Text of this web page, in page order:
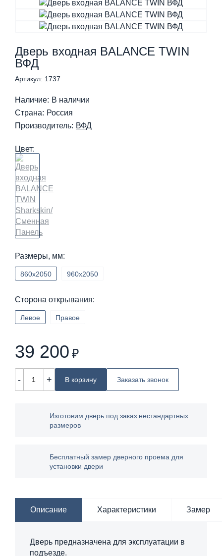
Дверь входная BALANCE TWIN
ВФД
Артикул: 1737
Наличие: В наличии
Страна: Россия
Производитель: ВФД
Цвет:
Размеры, мм:
860х2050 960х2050
Сторона открывания:
Левое Правое
39 200 ₽
- + В корзину Заказать звонок
Изготовим дверь под заказ нестандартных
размеров
Бесплатный замер дверного проема для
установки двери
Описание Характеристики Замер
Дверь предназначена для эксплуатации в
подъезде.